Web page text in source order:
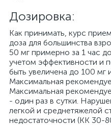
Дозировка:
Как принимать, курс
доза для большинства
50 мг примерно за 1 час
учетом эффективности и
быть увеличена до 100 мг
Максимальная
Максимальная
- один раз в сутки.
легкой и среднетяжелой
недостаточности (КК 30-